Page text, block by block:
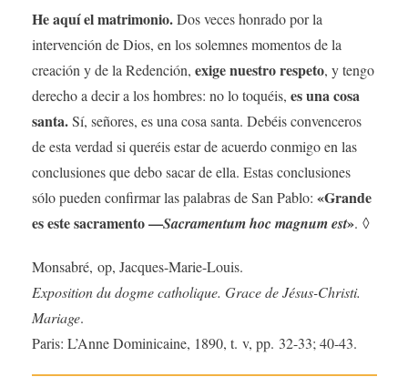
He aquí el matrimonio.Dos veces honrado por la
intervención de Dios, en los solemnes momentos de la
creación y de la Redención, exige nuestro respeto, y tengo
derecho a decir a los hombres: no lo toquéis, es una cosa
santa.Sí, señores, es una cosa santa. Debéis convenceros
de esta verdad si queréis estar de acuerdo conmigo en las
conclusiones que debo sacar de ella. Estas conclusiones
sólo pueden confirmar las palabras de San Pablo: «Grande
es este sacramento —Sacramentum hoc magnum est». ◊
Monsabré, op, Jacques-Marie-Louis.
Exposition du dogme catholique. Grace de Jésus-Christi.
Mariage.
Paris: L’Anne Dominicaine, 1890, t. v, pp. 32-33; 40-43.